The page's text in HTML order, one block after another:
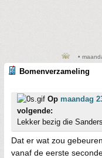
•
Bomenverzameling
Op maandag
volgende:
Lekker bezig die
Dat er wat zou
vanaf de eerste